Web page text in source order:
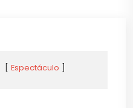
Espectáculo